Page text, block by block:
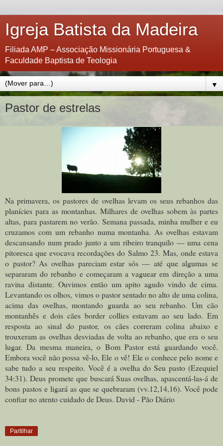
Igreja Batista da Madeira
Filiada AMP – Associação Missionária Portuguesa &
Faculdade Baptista de Teologia
▼
Pastor de estrelas
Na primavera, os pastores de ovelhas levam os seus rebanhos das
planícies para as montanhas. Milhares de ovelhas sobem às partes
altas, para pastarem no verão. Semana passada, minha mulher e eu
cruzamos com um rebanho numa montanha. As ovelhas estavam
descansando num prado junto a um ribeiro tranquilo — uma cena
pitoresca que evocava recordações do Salmo 23. Mas, onde estava
o pastor? As ovelhas pareciam estar sós — até que algumas se
separaram do rebanho e começaram a vaguear em direção a uma
ravina distante. Ouvimos então um apito agudo vindo de cima.
Levantando os olhos, vimos o pastor sentado no alto de uma colina,
acima das ovelhas, montando guarda ao seu rebanho. Um cão
montanhês e dois cães border collies estavam ao seu lado. Em
resposta ao sinal do pastor, os cães correram colina abaixo e
trouxeram as ovelhas desviadas de volta ao rebanho, que era o seu
lugar. Da mesma maneira, o Bom Pastor está guardando você.
Embora você não possa vê-lo, Ele o vê! Ele o conhece pelo nome e
sabe tudo a seu respeito. Você é a ovelha do Seu pasto (Ezequiel
34:31). Deus promete que buscará Suas ovelhas, apascentá-las-á de
bons pastos e ligará as que se quebraram (vv.12,14,16). Você pode
confiar no atento cuidado de Deus. David - Pão Diário
Partilhar